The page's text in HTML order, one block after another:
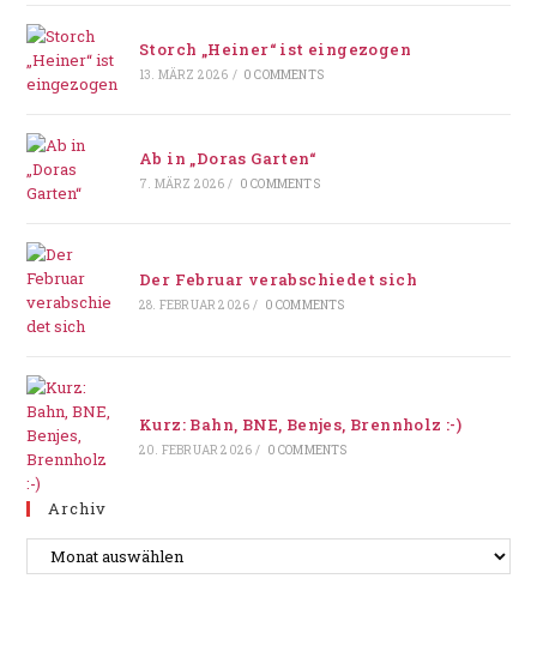
Storch „Heiner“ ist eingezogen
13. MÄRZ 2026 / 0 COMMENTS
Ab in „Doras Garten“
7. MÄRZ 2026 / 0 COMMENTS
Der Februar verabschiedet sich
28. FEBRUAR 2026 / 0 COMMENTS
Kurz: Bahn, BNE, Benjes, Brennholz :-)
20. FEBRUAR 2026 / 0 COMMENTS
Archiv